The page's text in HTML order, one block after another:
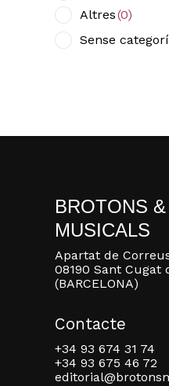
Altres(0)
Sense
BROTONS
MUSICALS
Apartat de
08190 Sant Cugat
(BARCELONA)
Contacte
+34 93 674 31 74
+34 93 675 46 72